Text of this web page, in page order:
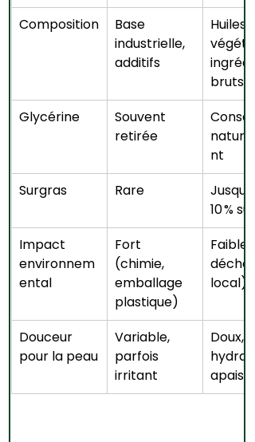
Composition
Base
industrielle,
additifs
Huiles
bruts
Glycérine
Souvent
retirée
nt
Surgras
Rare
10 %
Impact
environnem
ental
Fort
(chimie,
emballage
plastique)
Faible
déchet,
local)
Douceur
pour la peau
Variable,
parfois
irritant
Doux,